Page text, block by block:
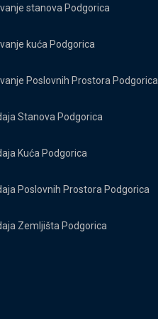
stanova Podgorica
kuća Podgorica
Poslovnih Prostora Podgorica
Stanova Podgorica
Kuća Podgorica
Poslovnih Prostora Podgorica
Zemljišta Podgorica